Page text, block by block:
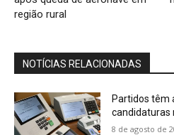
região rural
NOTÍCIAS RELACIONADAS
Partidos têm
candidaturas
8 de agosto de